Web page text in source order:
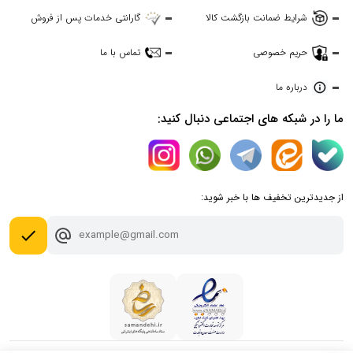
بسته باشد، سرفیس پرو شما نیز به در حالت استند بای قرار
برایسرفیس پرو 10
شرایط ضمانت بازگشت کالا گارانتی خدمات پس از فروش
حریم خصوصی تماس با ما
درباره ما
ما را در شبکه های اجتماعی دنبال کنید:
از جدیدترین تخفیف ها با خبر شوید:
done